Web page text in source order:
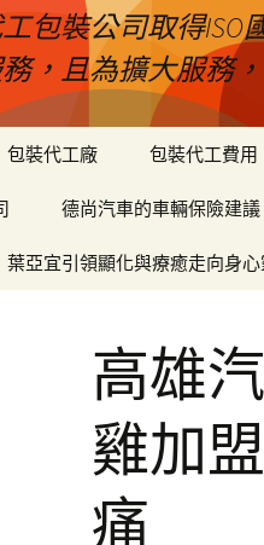
包裝公司取得
，且為擴大服務
包裝代工廠 包裝代工費用
德尚汽車的車輛保險建議
葉亞宜引領顯化與療癒走向身
高雄
雞加
痛